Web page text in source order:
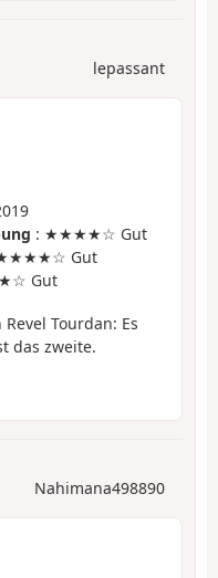
lepassant
: ★★★★☆ Gut
Gut
Gut
Tourdan: Es
das zweite.
Nahimana498890